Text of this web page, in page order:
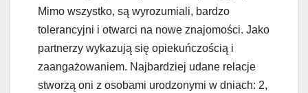
Mimo wszystko, są wyrozumiali, bardzo
tolerancyjni i otwarci na nowe znajomości. Jako
partnerzy wykazują się opiekuńczością i
zaangażowaniem. Najbardziej udane relacje
stworzą oni z osobami urodzonymi w dniach: 2,